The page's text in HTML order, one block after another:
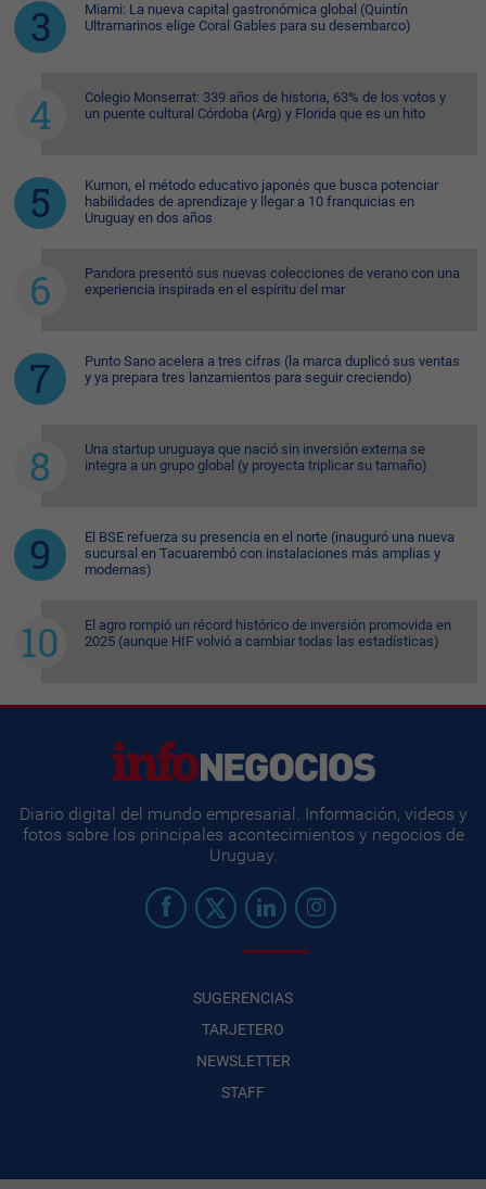
Miami: La nueva capital gastronómica global (Quintín
Ultramarinos elige Coral Gables para su desembarco)
Colegio Monserrat: 339 años de historia, 63% de los votos y
un puente cultural Córdoba (Arg) y Florida que es un hito
Kumon, el método educativo japonés que busca potenciar
habilidades de aprendizaje y llegar a 10 franquicias en
Uruguay en dos años
Pandora presentó sus nuevas colecciones de verano con una
experiencia inspirada en el espíritu del mar
Punto Sano acelera a tres cifras (la marca duplicó sus ventas
y ya prepara tres lanzamientos para seguir creciendo)
Una startup uruguaya que nació sin inversión externa se
integra a un grupo global (y proyecta triplicar su tamaño)
El BSE refuerza su presencia en el norte (inauguró una nueva
sucursal en Tacuarembó con instalaciones más amplias y
modernas)
El agro rompió un récord histórico de inversión promovida en
2025 (aunque HIF volvió a cambiar todas las estadísticas)
Diario digital del mundo empresarial. Información, videos y
fotos sobre los principales acontecimientos y negocios de
Uruguay.
SUGERENCIAS
TARJETERO
NEWSLETTER
STAFF